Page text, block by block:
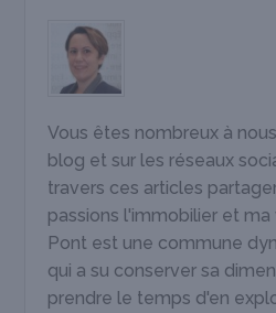
Vous êtes nombreux à
blog et sur les réseaux
travers ces articles
passions l'immobilier et
Pont est une commune
qui a su conserver sa
prendre le temps d'en